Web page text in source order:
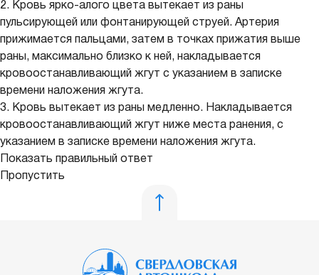
2. Кровь ярко-алого цвета вытекает из раны
пульсирующей или фонтанирующей струей. Артерия
прижимается пальцами, затем в точках прижатия выше
раны, максимально близко к ней, накладывается
кровоостанавливающий жгут с указанием в записке
времени наложения жгута.
3. Кровь вытекает из раны медленно. Накладывается
кровоостанавливающий жгут ниже места ранения, с
указанием в записке времени наложения жгута.
Показать правильный ответ
Пропустить